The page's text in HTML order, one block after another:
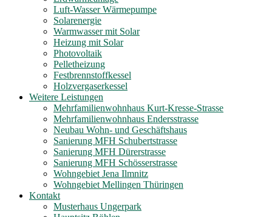
Luft-Wasser Wärmepumpe
Solarenergie
Warmwasser mit Solar
Heizung mit Solar
Photovoltaik
Pelletheizung
Festbrennstoffkessel
Holzvergaserkessel
Weitere Leistungen
Mehrfamilienwohnhaus Kurt-Kresse-Strasse
Mehrfamilienwohnhaus Endersstrasse
Neubau Wohn- und Geschäftshaus
Sanierung MFH Schubertstrasse
Sanierung MFH Dürerstrasse
Sanierung MFH Schösserstrasse
Wohngebiet Jena Ilmnitz
Wohngebiet Mellingen Thüringen
Kontakt
Musterhaus Ungerpark